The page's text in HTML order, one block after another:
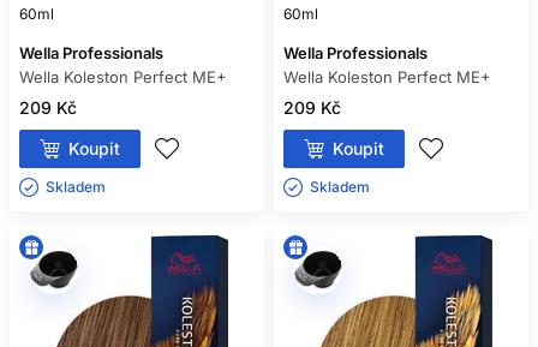
60ml
Wella Professionals
Wella Koleston Perfect ME+
209 Kč
Koupit
Skladem ㅤ
60ml
Wella Professionals
Wella Koleston Perfect ME+
209 Kč
Koupit
Skladem ㅤ